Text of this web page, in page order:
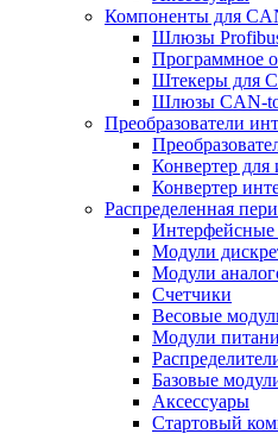
Компоненты для
Шлюзы
Программное
Штекеры для
Шлюзы CAN-
Преобразователи
Конвертер для
Конвертер
Распределенная
Интерфейсные
Модули
Модули
Счетчики
Весовые
Модули
Базовые
Аксесcуары
Стартовый